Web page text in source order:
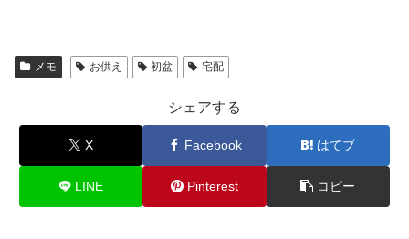
メモ お供え 初盆 宅配
シェアする
X Facebook はてブ
LINE Pinterest コピー